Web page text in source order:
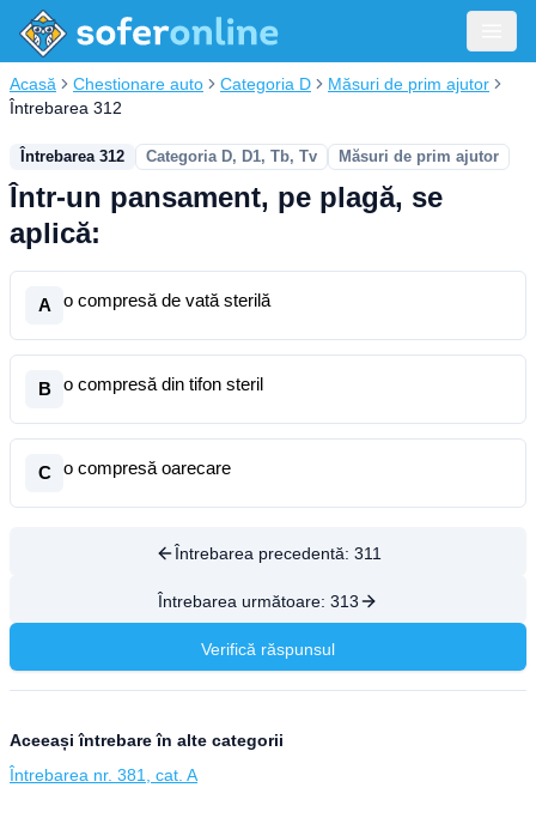
Acasă Chestionare auto Categoria D
Măsuri de prim ajutor
Întrebarea 312
Întrebarea 312 Categoria D, D1, Tb, Tv Măsuri de prim ajutor
Într-un pansament, pe plagă, se
aplică:
A o compresă de vată sterilă
B o compresă din tifon steril
C o compresă oarecare
Întrebarea precedentă: 311
Întrebarea următoare: 313
Verifică răspunsul
Aceeași întrebare în alte categorii
Întrebarea nr. 381, cat. A